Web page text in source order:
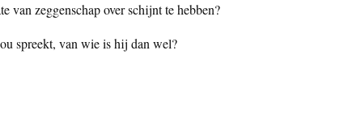
van zeggenschap over schijnt te hebben?
spreekt, van wie is hij dan wel?